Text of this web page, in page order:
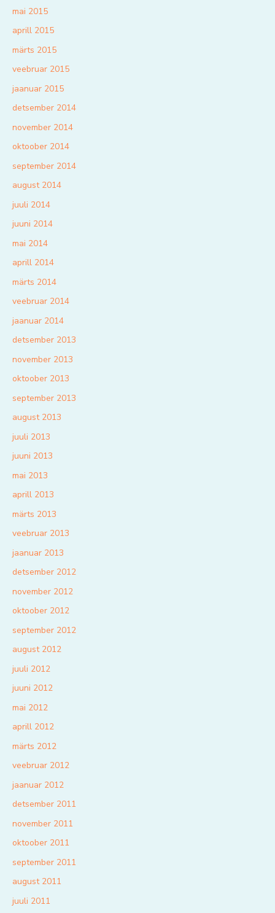
mai 2015
aprill 2015
märts 2015
veebruar 2015
jaanuar 2015
detsember 2014
november 2014
oktoober 2014
september 2014
august 2014
juuli 2014
juuni 2014
mai 2014
aprill 2014
märts 2014
veebruar 2014
jaanuar 2014
detsember 2013
november 2013
oktoober 2013
september 2013
august 2013
juuli 2013
juuni 2013
mai 2013
aprill 2013
märts 2013
veebruar 2013
jaanuar 2013
detsember 2012
november 2012
oktoober 2012
september 2012
august 2012
juuli 2012
juuni 2012
mai 2012
aprill 2012
märts 2012
veebruar 2012
jaanuar 2012
detsember 2011
november 2011
oktoober 2011
september 2011
august 2011
juuli 2011